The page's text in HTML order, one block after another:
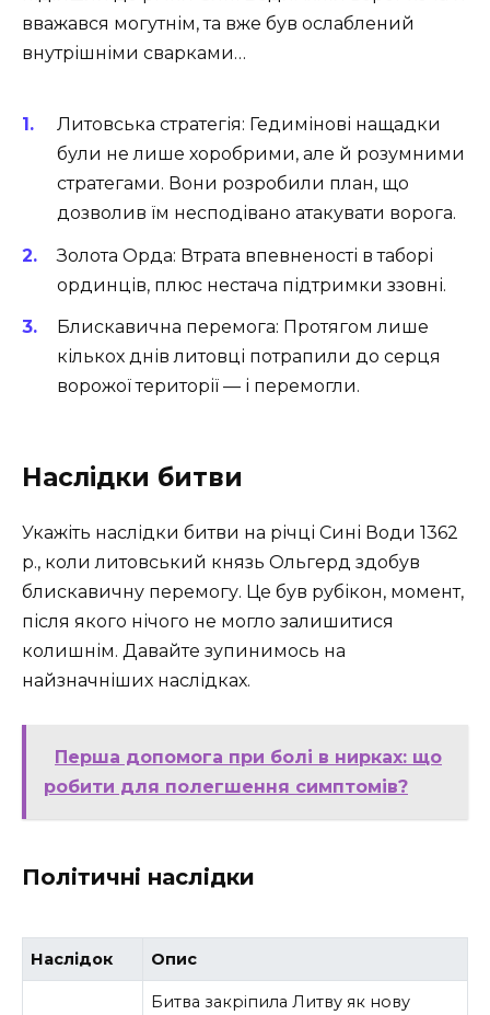
вважався могутнім, та вже був ослаблений
внутрішніми сварками…
Литовська стратегія: Гедимінові нащадки
були не лише хоробрими, але й розумними
стратегами. Вони розробили план, що
дозволив їм несподівано атакувати ворога.
Золота Орда: Втрата впевненості в таборі
ординців, плюс нестача підтримки ззовні.
Блискавична перемога: Протягом лише
кількох днів литовці потрапили до серця
ворожої території — і перемогли.
Наслідки битви
Укажіть наслідки битви на річці Сині Води 1362
р., коли литовський князь Ольгерд здобув
блискавичну перемогу. Це був рубікон, момент,
після якого нічого не могло залишитися
колишнім. Давайте зупинимось на
найзначніших наслідках.
Перша допомога при болі в нирках: що
робити для полегшення симптомів?
Політичні наслідки
Наслідок Опис
Битва закріпила Литву як нову